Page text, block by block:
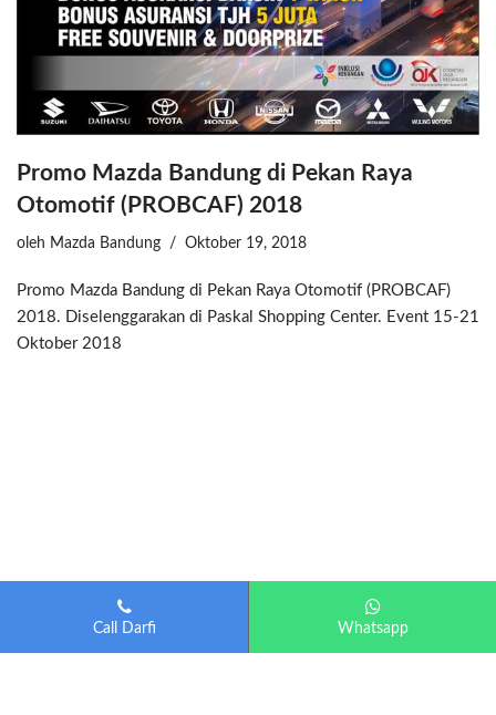
Promo Mazda Bandung di Pekan Raya
Otomotif (PROBCAF) 2018
oleh Mazda Bandung Oktober 19, 2018
Promo Mazda Bandung di Pekan Raya Otomotif (PROBCAF)
2018. Diselenggarakan di Paskal Shopping Center. Event 15-21
Oktober 2018
Mazda Bandung Otomotif-Bandung.com
Call Darfi Whatsapp